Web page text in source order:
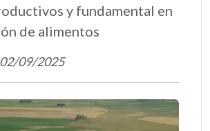
y fundamental en
de alimentos
09/2025